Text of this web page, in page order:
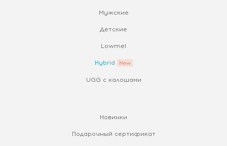
Мужские
Детские
Lowmel
Hybrid
UGG с калошами
Новинки
Подарочный сертификат